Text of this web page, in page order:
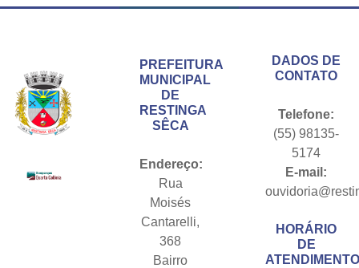
PREFEITURA
MUNICIPAL
DE
RESTINGA
SÊCA
Endereço:
Rua
Moisés
Cantarelli,
368
Bairro
DADOS DE
CONTATO
Telefone:
(55) 98135-
5174
E-mail:
HORÁRIO
DE